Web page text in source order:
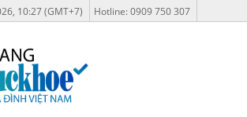
10:27 (GMT+7) Hotline: 0909 750 307